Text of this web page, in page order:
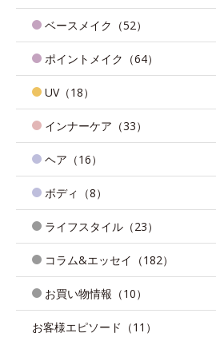
ベースメイク（52）
ポイントメイク（64）
UV（18）
インナーケア（33）
ヘア（16）
ボディ（8）
ライフスタイル（23）
コラム&エッセイ（182）
お買い物情報（10）
お客様エピソード（11）